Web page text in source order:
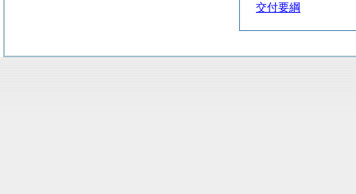
交付要綱